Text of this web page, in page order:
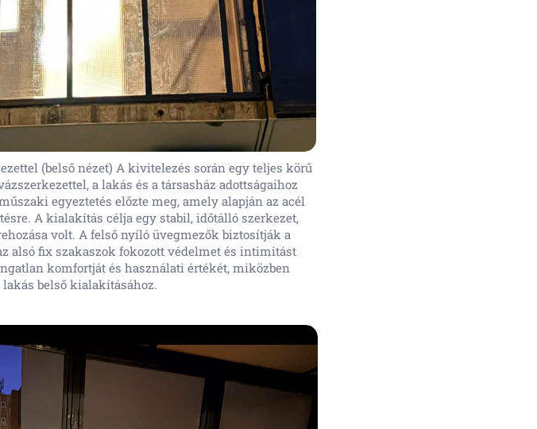
(belső nézet) A kivitelezés során egy teljes körű
a lakás és a társasház adottságaihoz
egyeztetés előzte meg, amely alapján az acél
A kialakítás célja egy stabil, időtálló szerkezet,
volt. A felső nyíló üvegmezők biztosítják a
alsó fix szakaszok fokozott védelmet és intimitást
komfortját és használati értékét, miközben
belső kialakításához.